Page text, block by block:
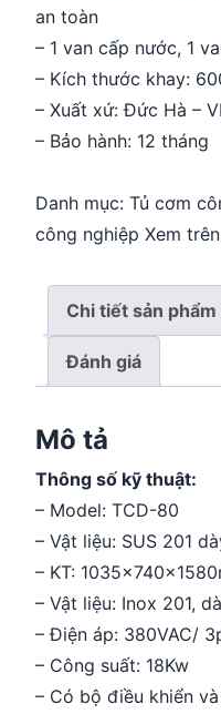
an toàn
– 1 van cấp nước, 1
– Kích thước khay:
– Xuất xứ: Đức Hà –
– Bảo hành: 12 tháng
Danh mục: Tủ cơm
công nghiệp Xem
Chi tiết sản phẩm
Đánh giá
Mô tả
Thông số kỹ thuật:
– Model: TCD-80
– Vật liệu: SUS 201
– KT:
– Vật liệu: Inox 201,
– Điện áp: 380VAC/
– Công suất: 18Kw
– Có bộ điều khiển